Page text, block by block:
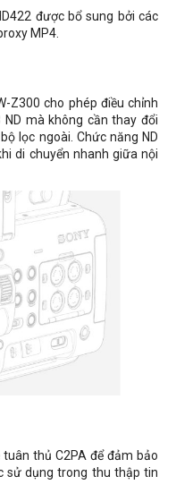
được bổ sung bởi các
MP4.
Z300 cho phép điều chỉnh
mà không cần thay đổi
lọc ngoài. Chức năng ND
di chuyển nhanh giữa nội
thủ C2PA để đảm bảo
sử dụng trong thu thập tin